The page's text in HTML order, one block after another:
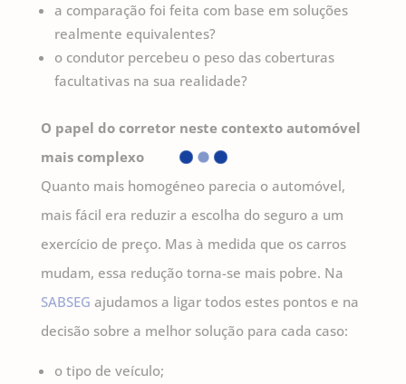
a comparação foi feita com base em soluções
realmente equivalentes?
o condutor percebeu o peso das coberturas
facultativas na sua realidade?
O papel do corretor neste contexto automóvel
mais complexo
Quanto mais homogéneo parecia o automóvel,
mais fácil era reduzir a escolha do seguro a um
exercício de preço. Mas à medida que os carros
mudam, essa redução torna-se mais pobre. Na
SABSEG ajudamos a ligar todos estes pontos e na
decisão sobre a melhor solução para cada caso:
o tipo de veículo;